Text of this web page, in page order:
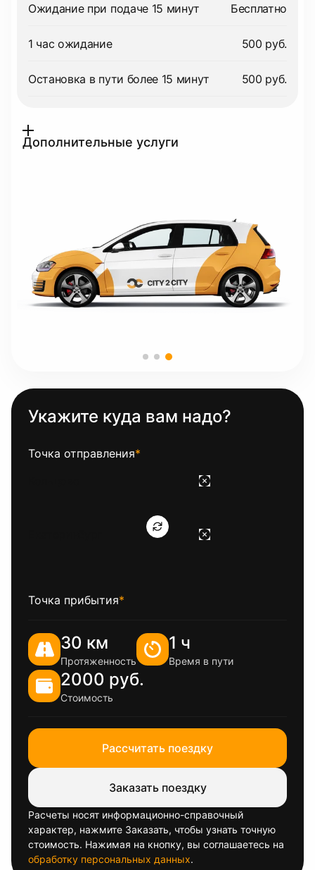
Ожидание при подаче 15 минут Бесплатно
1 час ожидание 500 руб.
Остановка в пути более 15 минут 500 руб.
Дополнительные услуги
Укажите куда вам надо?
Точка отправления*
Точка прибытия*
30 км
Протяженность
1 ч
Время в пути
2000 руб.
Стоимость
Рассчитать поездку
Заказать поездку
Расчеты носят информационно-справочный
характер, нажмите Заказать, чтобы узнать точную
стоимость. Нажимая на кнопку, вы соглашаетесь на
обработку персональных данных.